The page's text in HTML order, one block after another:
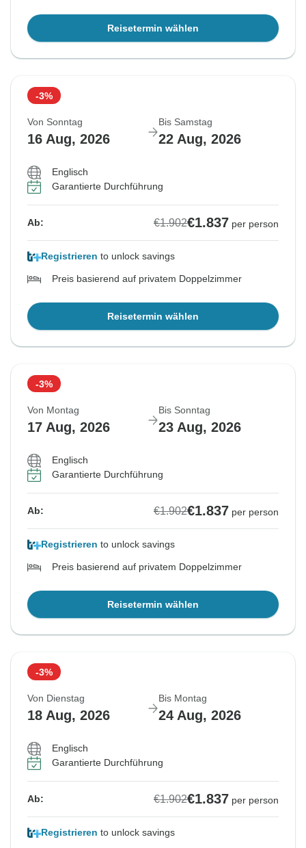
Reisetermin wählen
-3%
Von Sonntag
16 Aug, 2026
Bis Samstag
22 Aug, 2026
Englisch
Garantierte Durchführung
Ab: €1.902€1.837 per person
Registrieren to unlock savings
Preis basierend auf privatem Doppelzimmer
Reisetermin wählen
-3%
Von Montag
17 Aug, 2026
Bis Sonntag
23 Aug, 2026
Englisch
Garantierte Durchführung
Ab: €1.902€1.837 per person
Registrieren to unlock savings
Preis basierend auf privatem Doppelzimmer
Reisetermin wählen
-3%
Von Dienstag
18 Aug, 2026
Bis Montag
24 Aug, 2026
Englisch
Garantierte Durchführung
Ab: €1.902€1.837 per person
Registrieren to unlock savings